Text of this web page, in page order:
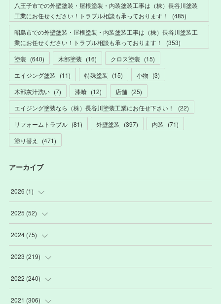
八王子市での外壁塗装・屋根塗装・内装塗装工事は（株）長谷川塗装
工業にお任せください！トラブル相談も承っております！
(485)
昭島市での外壁塗装・屋根塗装・内装塗装工事は（株）長谷川塗装工
業にお任せください！トラブル相談も承っております！
(353)
塗装 (640) 木部塗装 (16) クロス塗装 (15)
エイジング塗装 (11) 特殊塗装 (15) 小物 (3)
木部灰汁洗い (7) 漆喰 (12) 店舗 (25)
エイジング塗装なら（株）長谷川塗装工業にお任せ下さい！
(22)
リフォームトラブル (81) 外壁塗装 (397) 内装 (71)
塗り替え
(471)
アーカイブ
2026 (1)
(1
2025 (52)
(3
(2)
(6)
(22
2024 (75)
(9)
(13
(12
2023 (219)
(20
(18
2022 (240)
(21
2021 (306)